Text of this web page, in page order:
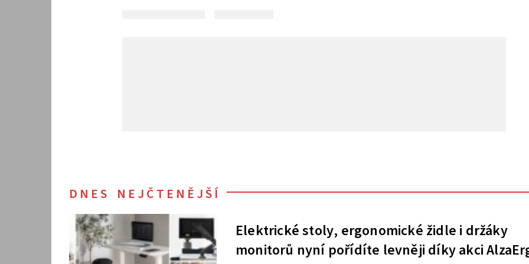
DNES NEJČTENĚJŠÍ
Elektrické stoly, ergonomické židle i držáky
monitorů nyní pořídíte levněji díky akci